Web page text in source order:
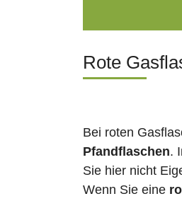
Rote
Bei roten
Pfandflaschen.
Sie hier nicht
Wenn Sie eine